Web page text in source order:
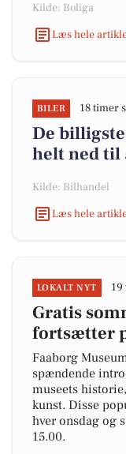
Kilde: Boliga
Læs hele
BILER 18 timer
De
helt ned til
Kilde: Bilhandel
Læs hele
LOKALT NYT
Gratis
fortsætter
Faaborg
spændende
museets
kunst. Disse
hver onsdag og
15.00.